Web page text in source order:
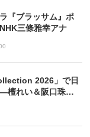
『ブラッサム』ポ
三條雅幸アナ
2026」で日
檀れい＆阪口珠美